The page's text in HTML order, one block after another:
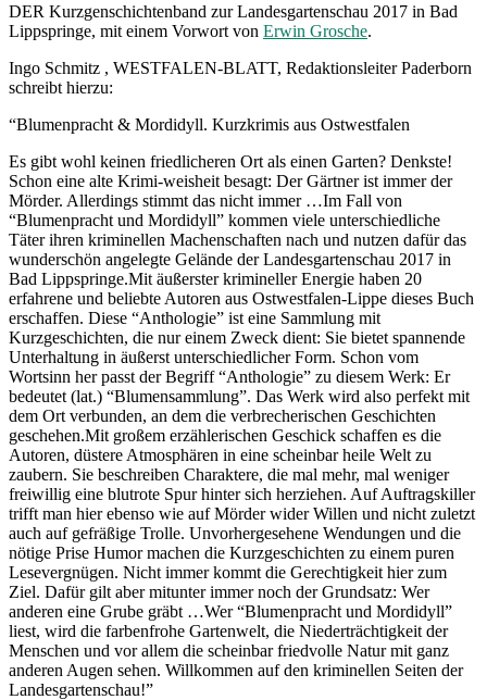
DER Kurzgenschichtenband zur Landesgartenschau 2017 in Bad
Lippspringe, mit einem Vorwort von Erwin Grosche.
Ingo Schmitz , WESTFALEN-BLATT, Redaktionsleiter Paderborn
schreibt hierzu:
“Blumenpracht & Mordidyll. Kurzkrimis aus Ostwestfalen
Es gibt wohl keinen friedlicheren Ort als einen Garten? Denkste!
Schon eine alte Krimi-weisheit besagt: Der Gärtner ist immer der
Mörder. Allerdings stimmt das nicht immer …Im Fall von
“Blumenpracht und Mordidyll” kommen viele unterschiedliche
Täter ihren kriminellen Machenschaften nach und nutzen dafür das
wunderschön angelegte Gelände der Landesgartenschau 2017 in
Bad Lippspringe.Mit äußerster krimineller Energie haben 20
erfahrene und beliebte Autoren aus Ostwestfalen-Lippe dieses Buch
erschaffen. Diese “Anthologie” ist eine Sammlung mit
Kurzgeschichten, die nur einem Zweck dient: Sie bietet spannende
Unterhaltung in äußerst unterschiedlicher Form. Schon vom
Wortsinn her passt der Begriff “Anthologie” zu diesem Werk: Er
bedeutet (lat.) “Blumensammlung”. Das Werk wird also perfekt mit
dem Ort verbunden, an dem die verbrecherischen Geschichten
geschehen.Mit großem erzählerischen Geschick schaffen es die
Autoren, düstere Atmosphären in eine scheinbar heile Welt zu
zaubern. Sie beschreiben Charaktere, die mal mehr, mal weniger
freiwillig eine blutrote Spur hinter sich herziehen. Auf Auftragskiller
trifft man hier ebenso wie auf Mörder wider Willen und nicht zuletzt
auch auf gefräßige Trolle. Unvorhergesehene Wendungen und die
nötige Prise Humor machen die Kurzgeschichten zu einem puren
Lesevergnügen. Nicht immer kommt die Gerechtigkeit hier zum
Ziel. Dafür gilt aber mitunter immer noch der Grundsatz: Wer
anderen eine Grube gräbt …Wer “Blumenpracht und Mordidyll”
liest, wird die farbenfrohe Gartenwelt, die Niederträchtigkeit der
Menschen und vor allem die scheinbar friedvolle Natur mit ganz
anderen Augen sehen. Willkommen auf den kriminellen Seiten der
Landesgartenschau!”